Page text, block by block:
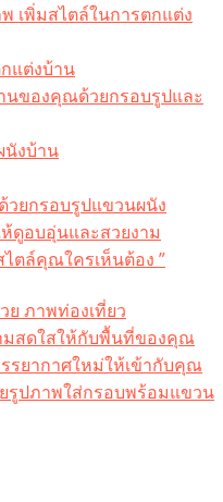
เพิ่มสไตล์ในการตกแต่ง
แต่งบ้าน
นของคุณด้วยกรอบรูปและ
นังบ้าน
ยกรอบรูปแขวนผนัง
ดูอบอุ่นและสวยงาม
ตล์คุณใครเห็นต้อง ”
ย ภาพท่องเที่ยว
มสดใสให้กับพื้นที่ของคุณ
รยากาศใหม่ให้เข้ากับคุณ
รูปภาพใส่กรอบพร้อมแขวน​